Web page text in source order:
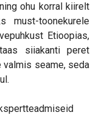
ohu korral kiirelt
must-toonekurele
Etioopias,
siiakanti peret
valmis seame, seda